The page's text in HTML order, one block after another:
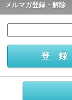
メルマガ登録・解除